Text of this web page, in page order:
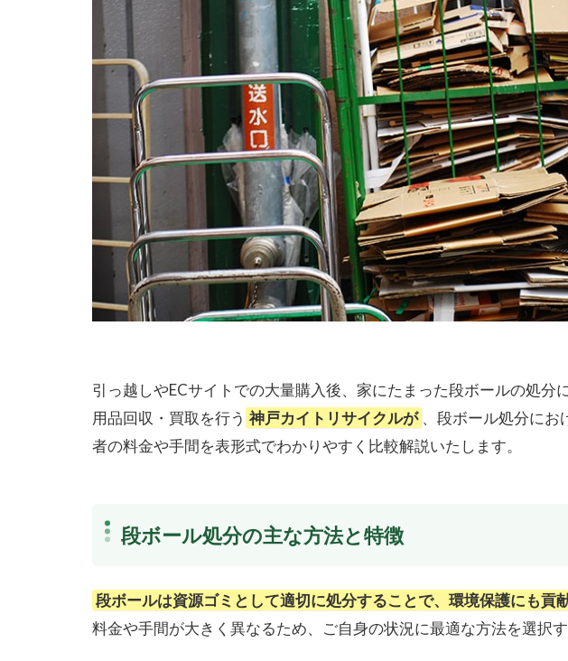
引っ越しやECサイトでの大量購入後、家にたまった段ボールの処分
用品回収・買取を行う 神戸カイトリサイクルが 、段ボール処分にお
者の料金や手間を表形式でわかりやすく比較解説いたします。
段ボール処分の主な方法と特徴
段ボールは資源ゴミとして適切に処分することで、環境保護にも貢
料金や手間が大きく異なるため、ご自身の状況に最適な方法を選択す